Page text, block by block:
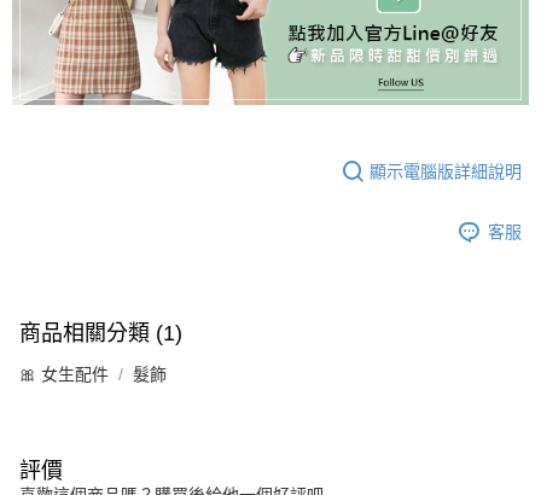
顯示電腦版詳細說明
客服
商品相關分類 (1)
🎀 女生配件 髮飾
評價